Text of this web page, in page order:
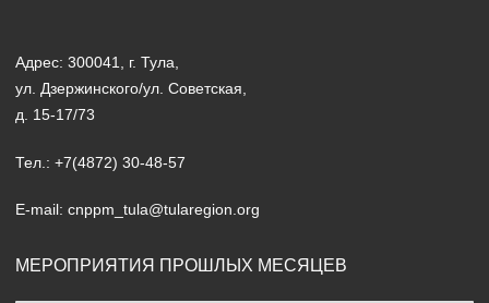
Адрес: 300041, г. Тула,
ул. Дзержинского/ул. Советская,
д. 15-17/73
Тел.: +7(4872) 30-48-57
E-mail: cnppm_tula@tularegion.org
МЕРОПРИЯТИЯ ПРОШЛЫХ МЕСЯЦЕВ